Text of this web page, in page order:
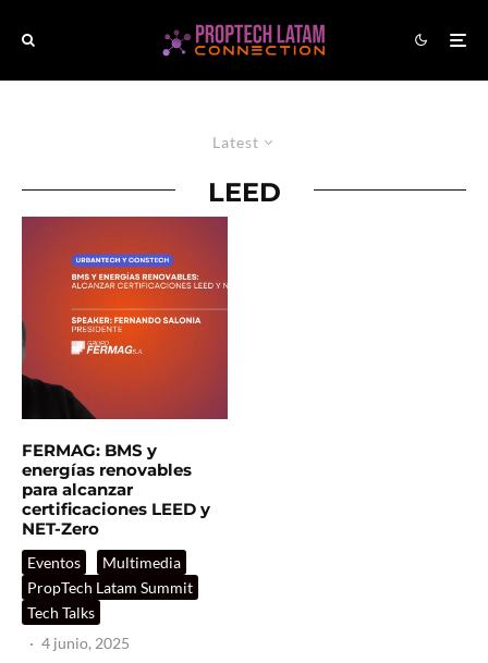
Latest
LEED
FERMAG: BMS y
energías renovables
para alcanzar
certificaciones LEED y
NET-Zero
Eventos
Multimedia
PropTech Latam Summit
Tech Talks
· 4 junio, 2025